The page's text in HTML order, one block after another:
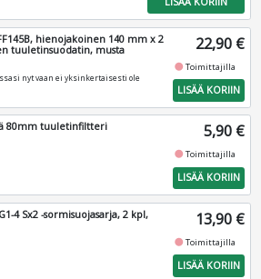
hienojakoinen 140 mm x 2
tuuletinsuodatin, musta
nyt vaan ei yksinkertaisesti ole
22,90 €
fiber_manual_recordToimittajilla
LISÄÄ KORIIN
80mm tuuletinfiltteri 5,90 €
fiber_manual_recordToimittajilla
LISÄÄ KORIIN
4 Sx2 -sormisuojasarja, 2 kpl,
13,90 €
fiber_manual_recordToimittajilla
LISÄÄ KORIIN